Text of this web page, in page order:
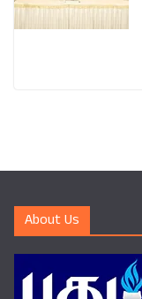
About Us